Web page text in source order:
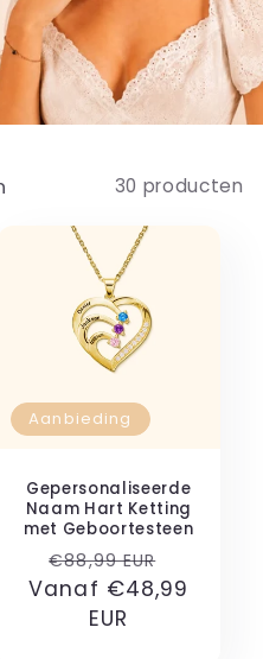
i
30 producten
Aanbieding
Gepersonaliseerde
Naam Hart Ketting
met Geboortesteen
Normale
prijs
€88,99 EUR
Vanaf €48,99
EUR